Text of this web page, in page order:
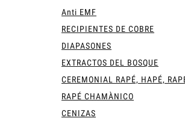
Anti EMF
RECIPIENTES DE COBRE
DIAPASONES
EXTRACTOS DEL BOSQUE
CEREMONIAL RAPÉ, HAPÉ,
RAPÉ CHAMÀNICO
CENIZAS